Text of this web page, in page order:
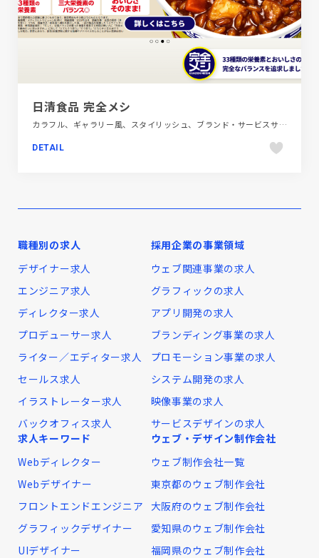
日清食品 完全メシ
カラフル、ギャラリー風、スタイリッシュ、ブランド・サービスサイト、ポップ、飲料・食品
DETAIL
職種別の求人
デザイナー求人
エンジニア求人
ディレクター求人
プロデューサー求人
ライター／エディター求人
セールス求人
イラストレーター求人
バックオフィス求人
採用企業の事業領域
ウェブ関連事業の求人
グラフィックの求人
アプリ開発の求人
ブランディング事業の求人
プロモーション事業の求人
システム開発の求人
映像事業の求人
サービスデザインの求人
求人キーワード
Webディレクター
Webデザイナー
フロントエンドエンジニア
グラフィックデザイナー
UIデザイナー
ウェブ・デザイン制作会社
ウェブ制作会社一覧
東京都のウェブ制作会社
大阪府のウェブ制作会社
愛知県のウェブ制作会社
福岡県のウェブ制作会社